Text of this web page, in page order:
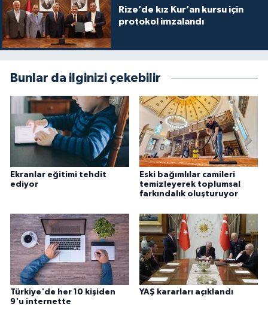
Rize’de kız Kur’an kursu için
protokol imzalandı
Bunlar da ilginizi çekebilir
Ekranlar eğitimi tehdit
ediyor
Eski bağımlılar camileri
temizleyerek toplumsal
farkındalık oluşturuyor
Türkiye'de her 10 kişiden
9'u internette
YAŞ kararları açıklandı
Edirne Müftülüğü
Elazığ Müftülüğü
Erzurum Müftülüğü
Eskişehir Müftülüğü
Gaziantep Müftülüğü
Giresun Müftülüğü
Gümüşhane Müftülüğü
Hakkari Müftülüğü
Hatay Müftülüğü